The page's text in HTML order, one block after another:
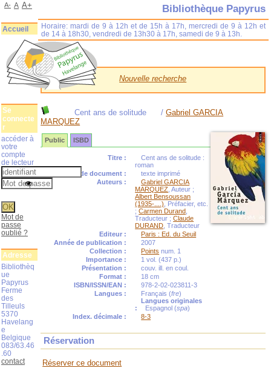
Nouvelle recherche
Cent ans de solitude /Gabriel GARCIA
MARQUEZ
Public ISBD
Titre :
Cent ans de solitude :
roman
Type de document :
texte imprimé
Auteurs :
Gabriel GARCIA
MARQUEZ , Auteur ;
Albert Bensoussan
(1935-....) , Préfacier, etc.
;Carmen Durand
Traducteur ;Claude
DURAND , Traducteur
Editeur :
Paris : Ed. du Seuil
Année de publication :
2007
Collection :
Points num. 1
Importance :
1 vol. (437 p.)
Présentation :
couv. ill. en coul.
Format :
18 cm
ISBN/ISSN/EAN :
978-2-02-023811-3
Langues :
Français (fre)
Langues originales
:
Espagnol (spa)
Index. décimale :
8-3
Réservation
Réserver ce document
Bibliothèque Papyrus
Horaire: mardi de 9 à 12h et de 15h à 17h, mercredi de 9 à 12h et
de 14 à 18h30, vendredi de 13h30 à 17h, samedi de 9 à 13h.
A- A A+
Accueil
Se
connecte
r
accéder à
votre
compte
de lecteur
Mot de
passe
oublié ?
Adresse
Bibliothèq
ue
Papyrus
Ferme
des
Tilleuls
5370
Havelang
e
Belgique
083/63.46
.60
contact